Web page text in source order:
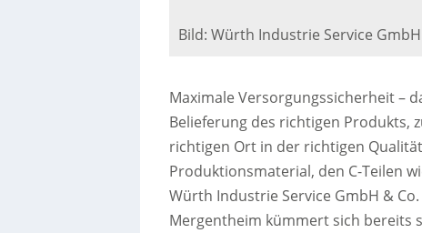
Bild: Würth Industrie Service GmbH
Maximale Versorgungssicherheit –
Belieferung des richtigen Produkts,
richtigen Ort in der richtigen
Produktionsmaterial, den C-Teilen
Würth Industrie Service GmbH &
Mergentheim kümmert sich bereits